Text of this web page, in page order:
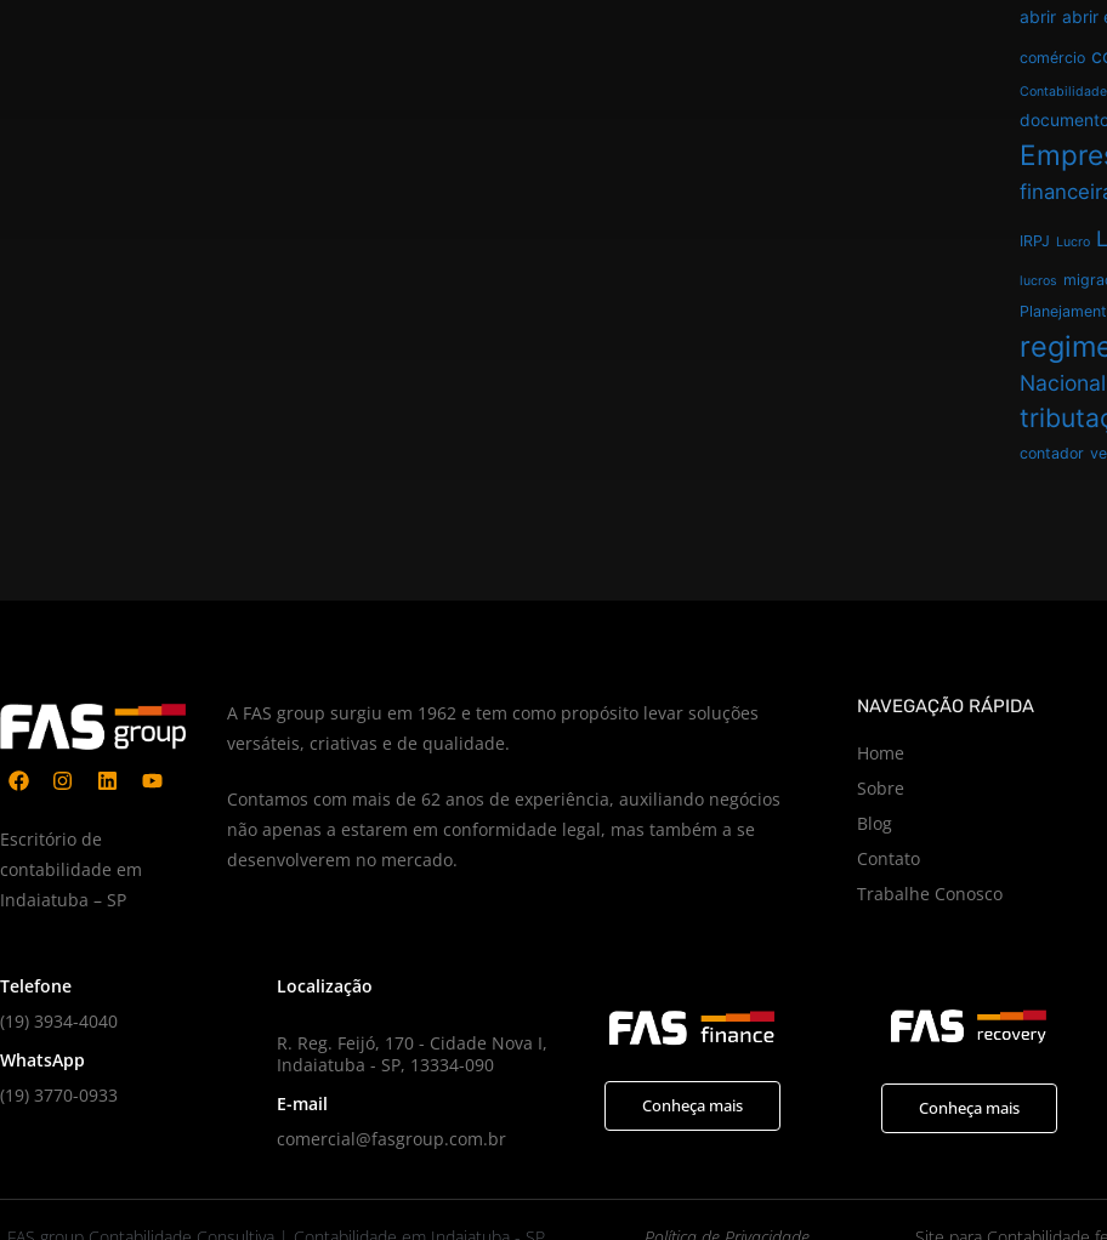
abrir abrir
comércio
IRPJ Lucro
lucros
Nacional
contador
Escritório de
contabilidade em
Indaiatuba – SP
A FAS group surgiu em 1962 e tem como propósito levar soluções
versáteis, criativas e de qualidade.
Contamos com mais de 62 anos de experiência, auxiliando negócios
não apenas a estarem em conformidade legal, mas também a se
desenvolverem no mercado.
NAVEGAÇÃO RÁPIDA
Home
Sobre
Blog
Contato
Trabalhe Conosco
Telefone
(19) 3934-4040
WhatsApp
(19) 3770-0933
Localização
R. Reg. Feijó, 170 - Cidade Nova I,
Indaiatuba - SP, 13334-090
E-mail
comercial@fasgroup.com.br
Conheça mais Conheça mais